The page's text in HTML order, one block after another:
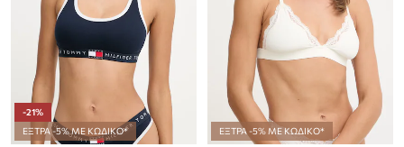
-21%
ΕΞΤΡΑ -5% ΜΕ ΚΩΔΙΚΟ*
ΕΞΤΡΑ -5% ΜΕ ΚΩΔΙΚΟ*